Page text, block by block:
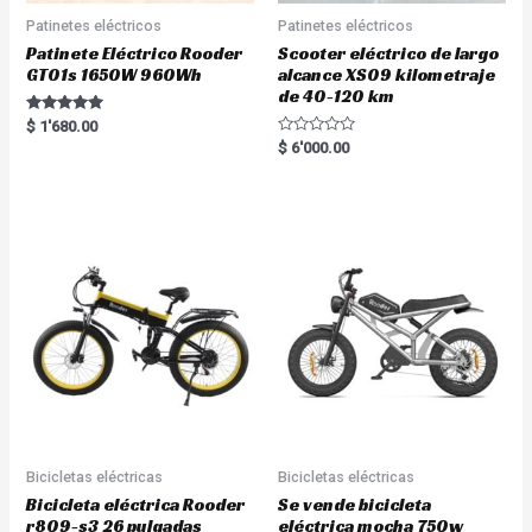
Patinetes eléctricos
Patinete Eléctrico Rooder
GT01s 1650W 960Wh
Rated
5.00
$ 1'680.00
Patinetes eléctricos
Scooter eléctrico de largo
alcance XS09 kilometraje
de 40-120 km
R
a
$ 6'000.00
Bicicletas eléctricas
Bicicleta eléctrica Rooder
r809-s3 26 pulgadas
Bicicletas eléctricas
Se vende bicicleta
eléctrica mocha 750w